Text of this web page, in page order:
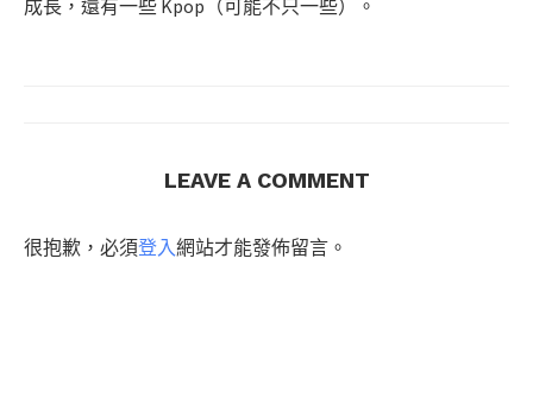
成長，還有一些 Kpop（可能不只一些）。
LEAVE A COMMENT
很抱歉，必須登入網站才能發佈留言。